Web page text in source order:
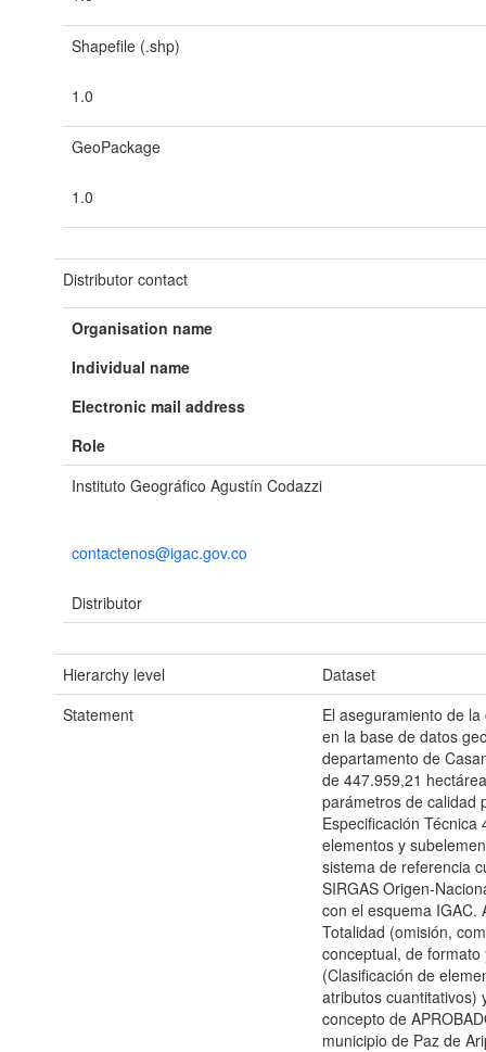
Shapefile (.shp)
1.0
GeoPackage
1.0
Distributor contact
Organisation name
Individual name
Electronic mail address
Role
Instituto Geográfico Agustín Codazzi
contactenos@igac.gov.co
Distributor
Hierarchy level
Dataset
Statement
El aseguramiento de
en la base de datos
departamento de
de 447.959,21
parámetros de calidad
Especificación
elementos y
sistema de referencia
SIRGAS Origen-
con el esquema IGAC.
Totalidad (omisión,
conceptual, de
(Clasificación de
atributos cuantitativos)
concepto de
municipio de Paz de